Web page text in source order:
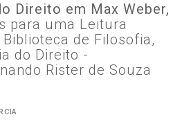
Direito em Max Weber,
para uma Leitura
de Filosofia,
do Direito -
Rister de Souza